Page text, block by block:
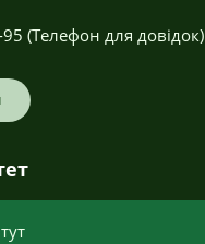
(Телефон для довідок)